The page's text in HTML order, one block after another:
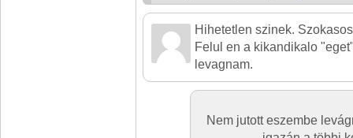
Hihetetlen szinek.
Felul en a kikandikalo
levagnam.
Nem jutott eszembe